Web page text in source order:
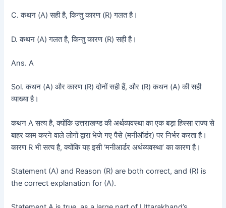
C. कथन (A) सही है, किन्तु कारण (R) गलत है।
D. कथन (A) गलत है, किन्तु कारण (R) सही है।
Ans. A
Sol. कथन (A) और कारण (R) दोनों सही हैं, और (R) कथन (A) की सही
व्याख्या है।
कथन A सत्य है, क्योंकि उत्तराखण्ड की अर्थव्यवस्था का एक बड़ा हिस्सा राज्य से
बाहर काम करने वाले लोगों द्वारा भेजे गए पैसे (मनीऑर्डर) पर निर्भर करता है।
कारण R भी सत्य है, क्योंकि यह इसी ‘मनीआर्डर अर्थव्यवस्था’ का कारण है।
Statement (A) and Reason (R) are both correct, and (R) is
the correct explanation for (A).